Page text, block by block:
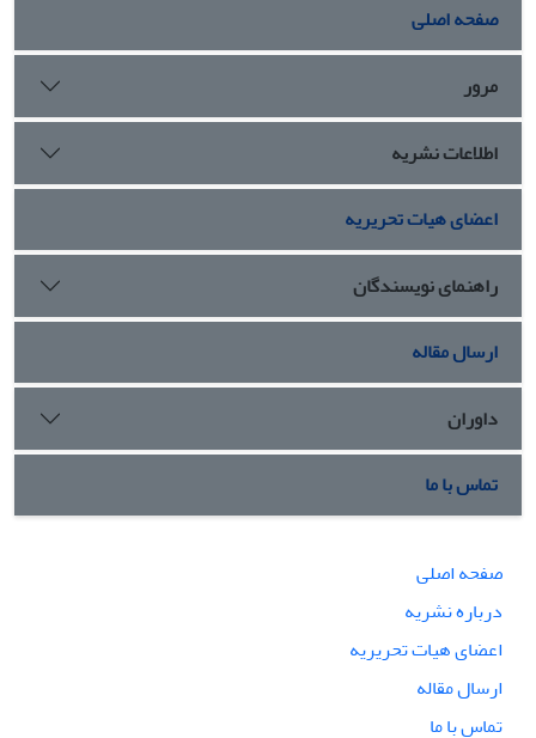
صفحه اصلی
مرور
اطلاعات نشریه
اعضای هیات تحریریه
راهنمای نویسندگان
ارسال مقاله
داوران
تماس با ما
صفحه اصلی
درباره نشریه
اعضای هیات تحریریه
ارسال مقاله
تماس با ما